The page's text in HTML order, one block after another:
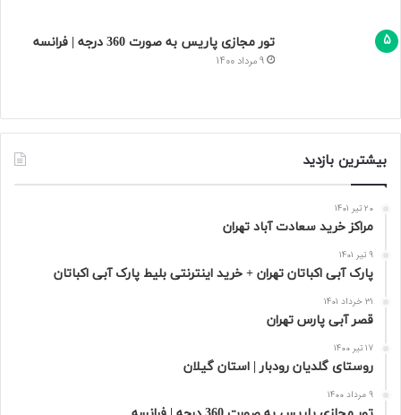
تور مجازی پاریس به صورت 360 درجه | فرانسه
9 مرداد 1400
بیشترین بازدید
20 تیر 1401
مراکز خرید سعادت‌ آباد تهران
9 تیر 1401
پارک آبی اکباتان تهران + خرید اینترنتی بلیط پارک آبی اکباتان
31 خرداد 1401
قصر آبی پارس تهران
17 تیر 1400
روستای گلدیان رودبار | استان گیلان
9 مرداد 1400